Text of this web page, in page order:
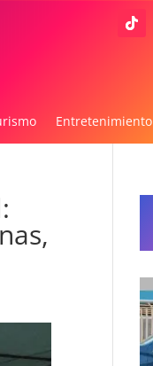
Entretenimiento